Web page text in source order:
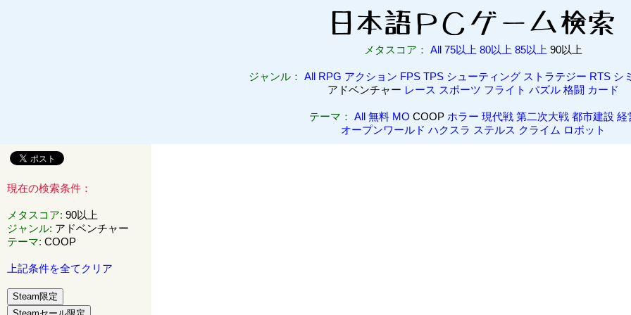
メタスコア： All 75以上 80以上 85以上 90以上
ジャンル： All RPG アクション FPS TPS シューティング ストラテジー RTS シ
アドベンチャー レース スポーツ フライト パズル 格闘 カード
テーマ： All 無料 MO COOP ホラー 現代戦 第二次大戦 都市建設 経
オープンワールド ハクスラ ステルス クライム ロボット
現在の検索条件：
メタスコア: 90以上
ジャンル: アドベンチャー
テーマ: COOP
上記条件を全てクリア